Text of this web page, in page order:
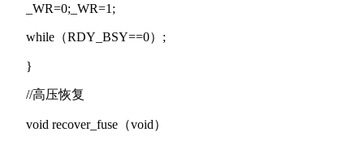
_WR=0;_WR=1;
while（RDY_BSY==0）;
}
//高压恢复
void recover_fuse（void）